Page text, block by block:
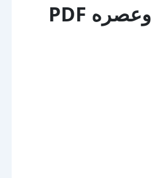
تحميل كتاب معاوية بن أبي سفيان شخصيته وعصره PDF